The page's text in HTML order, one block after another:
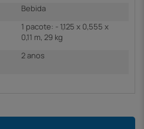
Bebida
1 pacote: - 1,125 x 0,555 x
0,11 m, 29 kg
2 anos